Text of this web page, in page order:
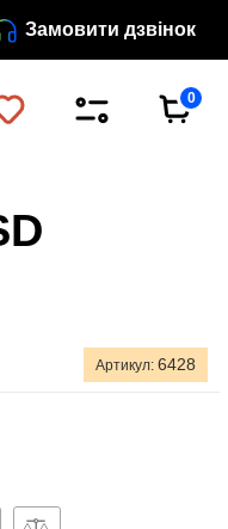
Замовити дзвінок
0
Артикул: 6428